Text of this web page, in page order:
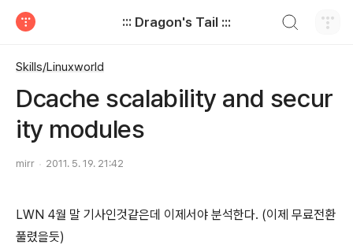
::: Dragon's Tail :::
Skills/Linuxworld
Dcache scalability and secur
ity modules
mirr 2011. 5. 19. 21:42
LWN 4월 말 기사인것같은데 이제서야 분석한다. (이제 무료전환
풀렸을듯)